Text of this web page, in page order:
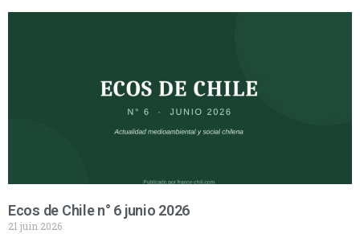
Ecos de Chile n° 6 junio 2026
21 juin 2026